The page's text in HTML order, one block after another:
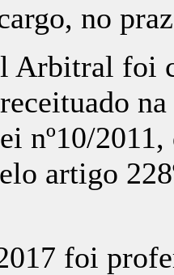
no
Arbitral foi
nº10/
artigo
foi